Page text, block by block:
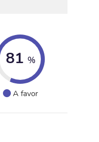
81 %
A favor